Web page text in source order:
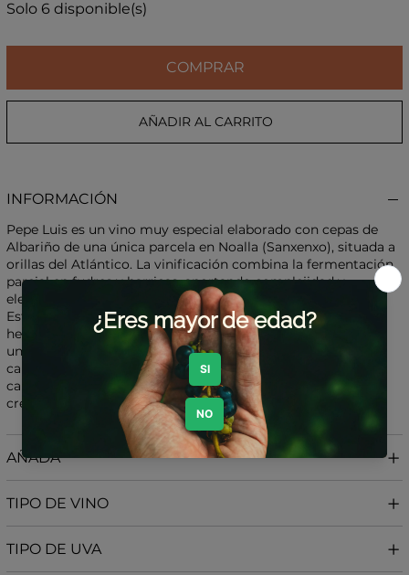
Solo 6 disponible(s)
COMPRAR
AÑADIR AL CARRITO
INFORMACIÓN
Pepe Luis es un vino muy especial elaborado con cepas de
Albariño de una única parcela en Noalla (Sanxenxo), situada a
orillas del Atlántico. La vinificación combina la fermentación
parcial en fudres y barricas, aportando complejidad y
elegancia al conjunto.
Este vino nace como un homenaje de Xurxo Alba a su
hermano fallecido, de quien toma su nombre. Se considera
uno de los vinos más complejos, singulares y con mayor
capacidad de guarda de la bodega, reflejando tanto el
carácter del Atlántico como la sensibilidad personal de su
creador.
AÑADA
TIPO DE VINO
TIPO DE UVA